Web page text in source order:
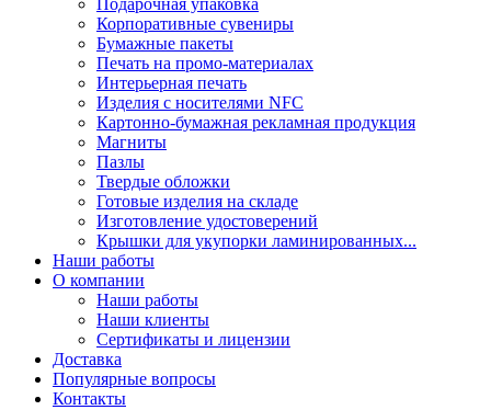
Подарочная упаковка
Корпоративные сувениры
Бумажные пакеты
Печать на промо-материалах
Интерьерная печать
Изделия с носителями NFC
Картонно-бумажная рекламная продукция
Магниты
Пазлы
Твердые обложки
Готовые изделия на складе
Изготовление удостоверений
Крышки для укупорки ламинированных...
Наши работы
О компании
Наши работы
Наши клиенты
Сертификаты и лицензии
Доставка
Популярные вопросы
Контакты